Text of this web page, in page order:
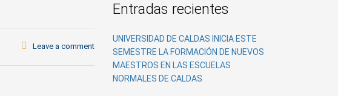
Leave a comment
Entradas recientes
UNIVERSIDAD DE CALDAS INICIA ESTE
SEMESTRE LA FORMACIÓN DE NUEVOS
MAESTROS EN LAS ESCUELAS
NORMALES DE CALDAS